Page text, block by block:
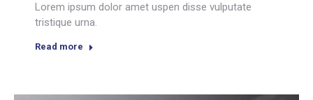
Lorem ipsum dolor amet uspen disse vulputate
tristique urna.
Read more